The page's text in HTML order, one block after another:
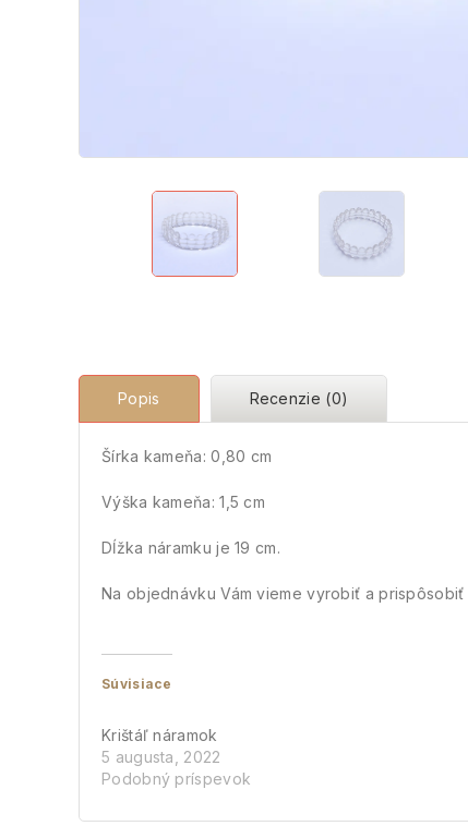
Popis Recenzie (0)
Šírka kameňa: 0,80 cm
Výška kameňa: 1,5 cm
Dĺžka náramku je 19 cm.
Na objednávku Vám vieme vyrobiť a prispôsobiť
Súvisiace
Krištáľ náramok
5 augusta, 2022
Podobný príspevok